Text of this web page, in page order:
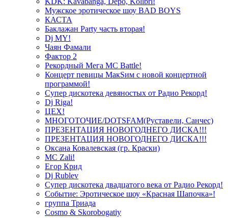
Мужское эротическое шоу BAD BOYS
КАСТА
Баклажан Party часть вторая!
Dj MY!
Чаян Фамали
Фактор 2
Рекордный Мега МС Battle!
Концерт певицы МакSим с новой концертной
программой!
Супер дискотека девяностых от Радио Рекорд!
Dj Riga!
ЦЕХ!
МНОГОТОЧИЕ/DOTSFAM(Руставели, Санчес)
ПРЕЗЕНТАЦИЯ НОВОГОДНЕГО ДИСКА!!!
ПРЕЗЕНТАЦИЯ НОВОГОДНЕГО ДИСКА!!!
Оксана Ковалевская (гр. Краски)
MC Zali!
Егор Крид
Dj Rublev
Супер дискотека двадцатого века от Радио Рекорд!
Событие: Эротическое шоу «Красная Шапочка»!
группа Триада
Cosmo & Skorobogatiy